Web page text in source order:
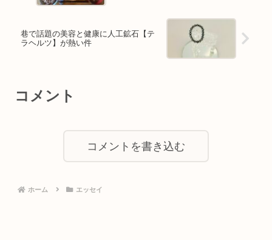
巷で話題の美容と健康に人工鉱石【テ
ラヘルツ】が熱い件
コメント
コメントを書き込む
ホーム エッセイ